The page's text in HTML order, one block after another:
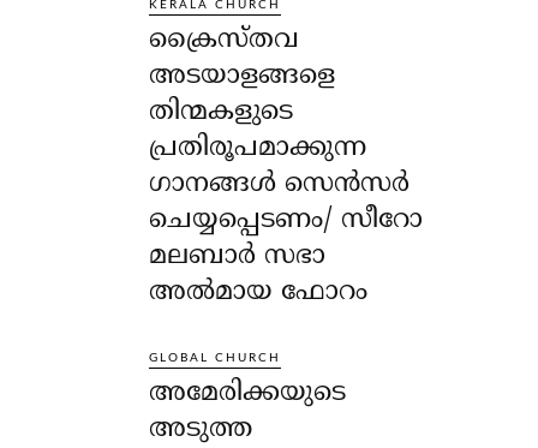
KERALA CHURCH
ക്രൈസ്തവ
അടയാളങ്ങളെ
തിന്മകളുടെ
പ്രതിരൂപമാക്കുന്ന
ഗാനങ്ങൾ സെൻസർ
ചെയ്യപ്പെടണം/ സീറോ
മലബാർ സഭാ
അൽമായ ഫോറം
GLOBAL CHURCH
അമേരിക്കയുടെ
അടുത്ത